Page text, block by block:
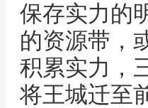
保存实力的
的资源带，
积累实力，
将王城迁至